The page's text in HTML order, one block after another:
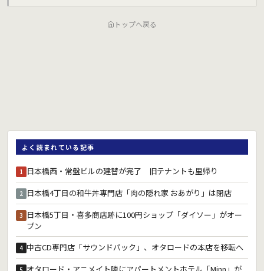
トップへ戻る
よく読まれている記事
1 日本橋西・常盤ビルの建替が完了 旧テナントも里帰り
2 日本橋4丁目の和牛丼専門店「肉の隠れ家 おあがり」は閉店
3 日本橋5丁目・喜多商店跡に100円ショップ「ダイソー」がオー
プン
4 中古CD専門店「サウンドパック」、オタロードの本店を移転へ